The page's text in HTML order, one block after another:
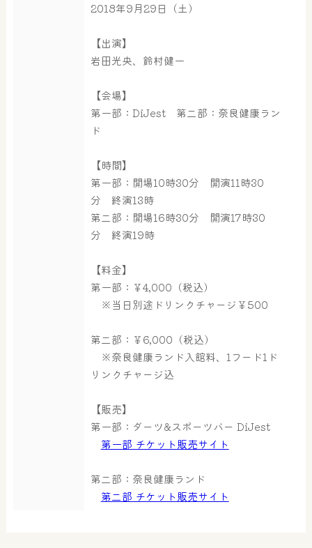
屋内レジャープール
奈良わんぱくランド
はしゃきっズ
その他施設
2018年9月29日（土）
【出演】
岩田光央、鈴村健一
【会場】
第一部：DiJest 第二部：奈良健康ラン
ド
【時間】
第一部：開場10時30分 開演11時30
分 終演13時
第二部：開場16時30分 開演17時30
分 終演19時
【料金】
第一部：￥4,000（税込）
※当日別途ドリンクチャージ￥500
第二部：￥6,000（税込）
※奈良健康ランド入館料、1フード1ド
リンクチャージ込
【販売】
第一部：ダーツ&スポーツバー DiJest
第一部 チケット販売サイト
第二部：奈良健康ランド
第二部 チケット販売サイト